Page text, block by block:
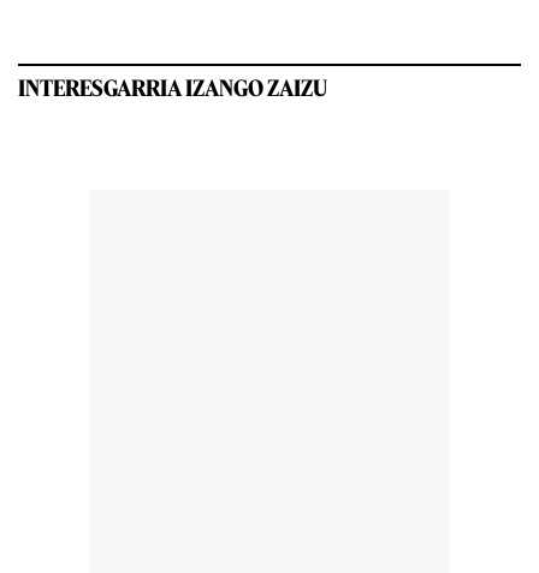
INTERESGARRIA IZANGO ZAIZU